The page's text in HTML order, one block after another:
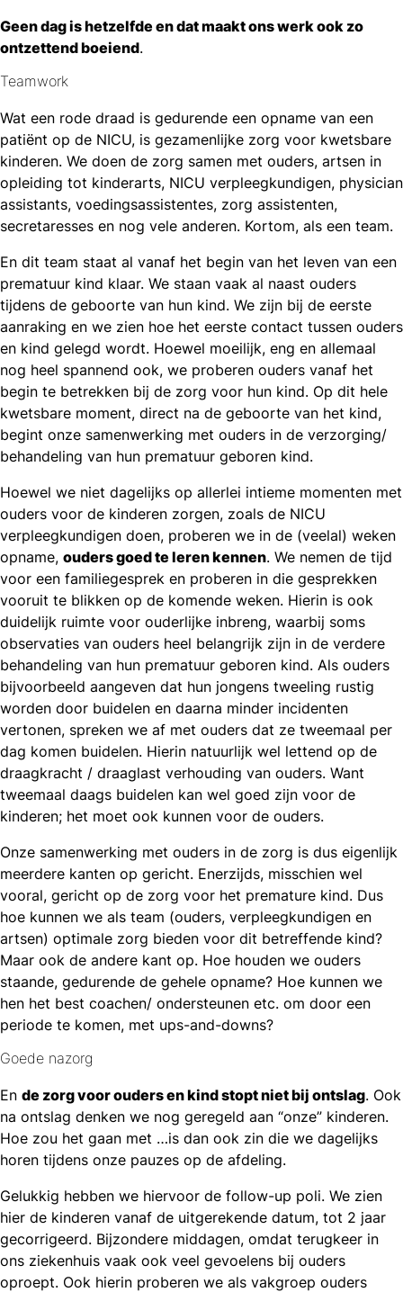
Geen dag is hetzelfde en dat maakt ons werk ook zo
ontzettend boeiend.
Teamwork
Wat een rode draad is gedurende een opname van een
patiënt op de NICU, is gezamenlijke zorg voor kwetsbare
kinderen. We doen de zorg samen met ouders, artsen in
opleiding tot kinderarts, NICU verpleegkundigen, physician
assistants, voedingsassistentes, zorg assistenten,
secretaresses en nog vele anderen. Kortom, als een team.
En dit team staat al vanaf het begin van het leven van een
prematuur kind klaar. We staan vaak al naast ouders
tijdens de geboorte van hun kind. We zijn bij de eerste
aanraking en we zien hoe het eerste contact tussen ouders
en kind gelegd wordt. Hoewel moeilijk, eng en allemaal
nog heel spannend ook, we proberen ouders vanaf het
begin te betrekken bij de zorg voor hun kind. Op dit hele
kwetsbare moment, direct na de geboorte van het kind,
begint onze samenwerking met ouders in de verzorging/
behandeling van hun prematuur geboren kind.
Hoewel we niet dagelijks op allerlei intieme momenten met
ouders voor de kinderen zorgen, zoals de NICU
verpleegkundigen doen, proberen we in de (veelal) weken
opname, ouders goed te leren kennen. We nemen de tijd
voor een familiegesprek en proberen in die gesprekken
vooruit te blikken op de komende weken. Hierin is ook
duidelijk ruimte voor ouderlijke inbreng, waarbij soms
observaties van ouders heel belangrijk zijn in de verdere
behandeling van hun prematuur geboren kind. Als ouders
bijvoorbeeld aangeven dat hun jongens tweeling rustig
worden door buidelen en daarna minder incidenten
vertonen, spreken we af met ouders dat ze tweemaal per
dag komen buidelen. Hierin natuurlijk wel lettend op de
draagkracht / draaglast verhouding van ouders. Want
tweemaal daags buidelen kan wel goed zijn voor de
kinderen; het moet ook kunnen voor de ouders.
Onze samenwerking met ouders in de zorg is dus eigenlijk
meerdere kanten op gericht. Enerzijds, misschien wel
vooral, gericht op de zorg voor het premature kind. Dus
hoe kunnen we als team (ouders, verpleegkundigen en
artsen) optimale zorg bieden voor dit betreffende kind?
Maar ook de andere kant op. Hoe houden we ouders
staande, gedurende de gehele opname? Hoe kunnen we
hen het best coachen/ ondersteunen etc. om door een
periode te komen, met ups-and-downs?
Goede nazorg
En de zorg voor ouders en kind stopt niet bij ontslag. Ook
na ontslag denken we nog geregeld aan “onze” kinderen.
Hoe zou het gaan met …is dan ook zin die we dagelijks
horen tijdens onze pauzes op de afdeling.
Gelukkig hebben we hiervoor de follow-up poli. We zien
hier de kinderen vanaf de uitgerekende datum, tot 2 jaar
gecorrigeerd. Bijzondere middagen, omdat terugkeer in
ons ziekenhuis vaak ook veel gevoelens bij ouders
oproept. Ook hierin proberen we als vakgroep ouders